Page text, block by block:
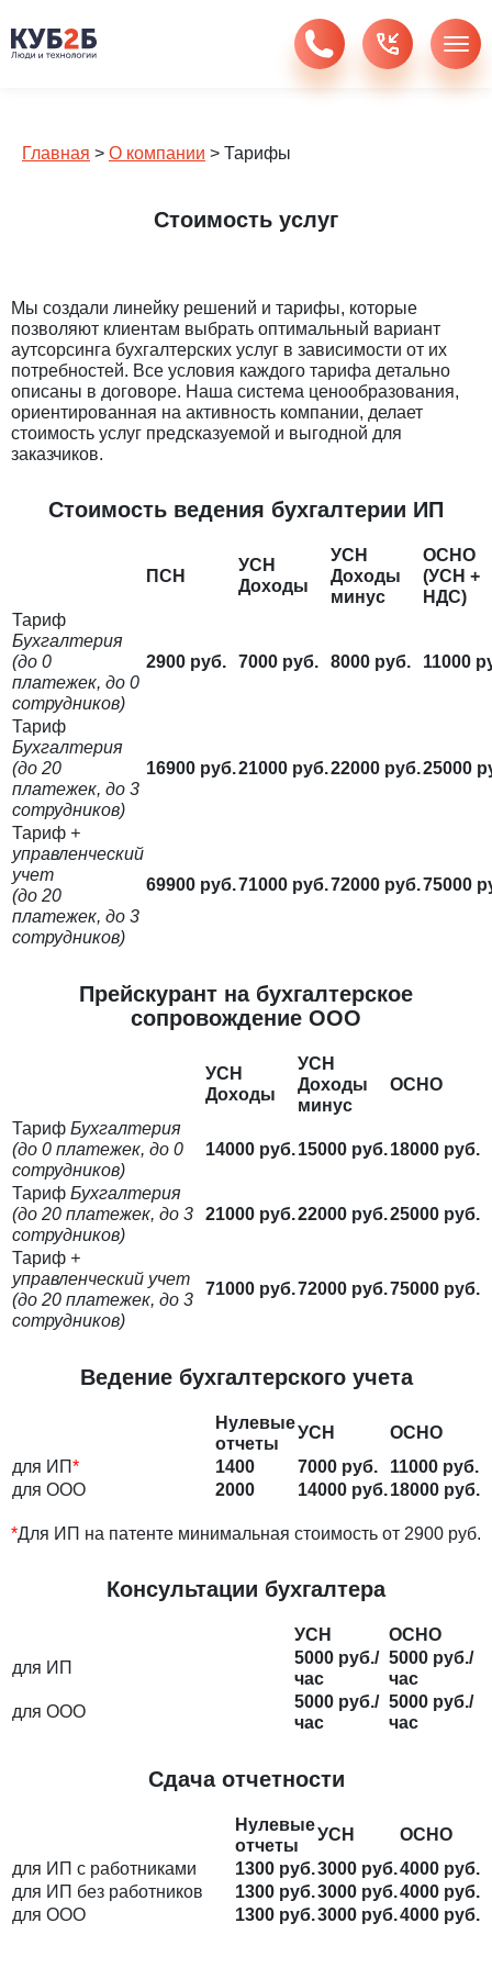
Главная > О компании > Тарифы
Стоимость услуг
Мы создали линейку решений и тарифы, которые
позволяют клиентам выбрать оптимальный вариант
аутсорсинга бухгалтерских услуг в зависимости от их
потребностей. Все условия каждого тарифа детально
описаны в договоре. Наша система ценообразования,
ориентированная на активность компании, делает
стоимость услуг предсказуемой и выгодной для
заказчиков.
Стоимость ведения бухгалтерии ИП
ПСН
УСН
Доходы
УСН
Доходы
минус
ОСНО
(УСН +
НДС)
Тариф
Бухгалтерия
(до 0
платежек, до 0
сотрудников)
2900 руб. 7000 руб. 8000 руб. 11000
Тариф
Бухгалтерия
(до 20
платежек, до 3
сотрудников)
16900 руб.21000 руб.22000 руб.25000
Тариф +
управленческий
учет
(до 20
платежек, до 3
сотрудников)
69900 руб.71000 руб.72000 руб.75000
Прейскурант на бухгалтерское
сопровождение ООО
УСН
Доходы
УСН
Доходы
минус
ОСНО
Тариф Бухгалтерия
(до 0 платежек, до 0
сотрудников)
14000 руб.15000 руб.18000 руб.
Тариф Бухгалтерия
(до 20 платежек, до 3
сотрудников)
21000 руб.22000 руб.25000 руб.
Тариф +
управленческий учет
(до 20 платежек, до 3
сотрудников)
71000 руб.72000 руб.75000 руб.
Ведение бухгалтерского учета
Нулевые
отчеты
УСН
ОСНО
для ИП* 1400 7000 руб.
11000 руб.
для ООО
2000 14000 руб.18000 руб.
*Для ИП на патенте минимальная стоимость от 2900 руб.
Консультации бухгалтера
УСН
ОСНО
для ИП
5000 руб./
час
5000 руб./
час
для ООО
5000 руб./
час
5000 руб./
час
Сдача отчетности
Нулевые
отчеты
УСН
ОСНО
для ИП с работниками
1300 руб.3000 руб.4000 руб.
для ИП без работников
1300 руб.3000 руб.4000 руб.
для ООО
1300 руб.3000 руб.4000 руб.